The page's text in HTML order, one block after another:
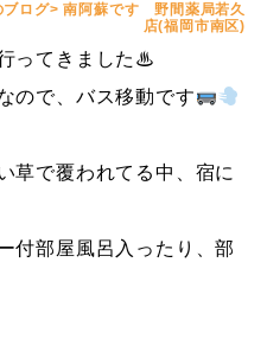
ブログ>南阿蘇です 野間薬局若久
店(福岡市南区)
ってきました♨
ので、バス移動です
草で覆われてる中、宿に
付部屋風呂入ったり、部